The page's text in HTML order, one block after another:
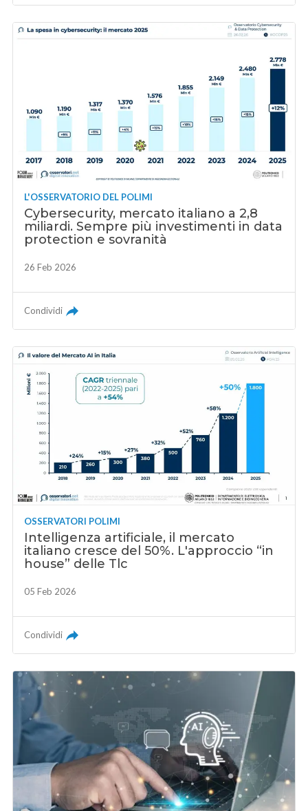
L'OSSERVATORIO DEL POLIMI
Cybersecurity, mercato italiano a 2,8
miliardi. Sempre più investimenti in data
protection e sovranità
26 Feb 2026
Condividi
OSSERVATORI POLIMI
Intelligenza artificiale, il mercato
italiano cresce del 50%. L'approccio “in
house” delle Tlc
05 Feb 2026
Condividi